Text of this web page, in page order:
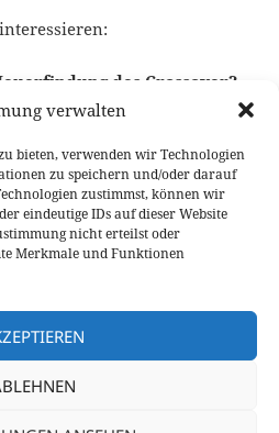
verwalten
bieten, verwenden wir Technologien
zu speichern und/oder darauf
zustimmst, können wir
eindeutige IDs auf dieser Website
nicht erteilst oder
Merkmale und Funktionen
des Crossover?
Meßner Kategorien
News Schlagwörter
Kompakt SUV
dem Audi S5
und